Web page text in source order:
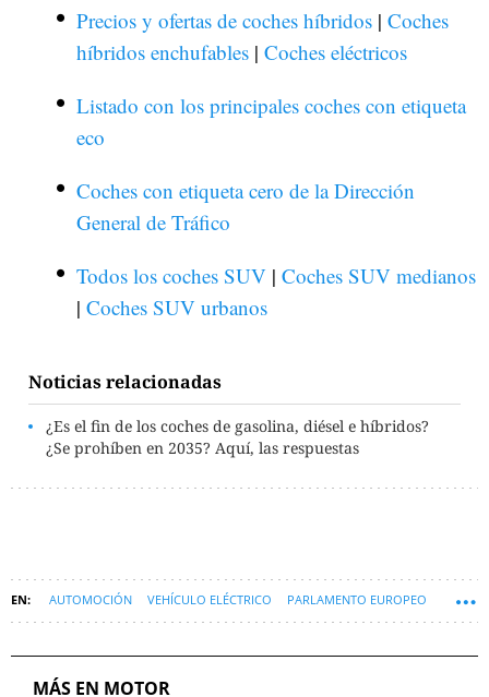
Precios y ofertas de coches híbridos | Coches
híbridos enchufables | Coches eléctricos
Listado con los principales coches con etiqueta
eco
Coches con etiqueta cero de la Dirección
General de Tráfico
Todos los coches SUV | Coches SUV medianos
| Coches SUV urbanos
Noticias relacionadas
¿Es el fin de los coches de gasolina, diésel e híbridos?
¿Se prohíben en 2035? Aquí, las respuestas
AUTOMOCIÓN VEHÍCULO ELÉCTRICO PARLAMENTO EUROPEO
MÁS EN MOTOR